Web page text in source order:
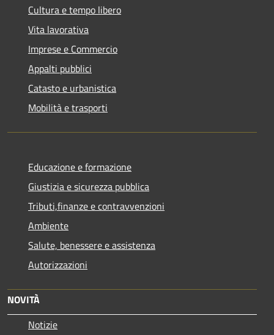
Cultura e tempo libero
Vita lavorativa
Imprese e Commercio
Appalti pubblici
Catasto e urbanistica
Mobilità e trasporti
Educazione e formazione
Giustizia e sicurezza pubblica
Tributi,finanze e contravvenzioni
Ambiente
Salute, benessere e assistenza
Autorizzazioni
NOVITÀ
Notizie